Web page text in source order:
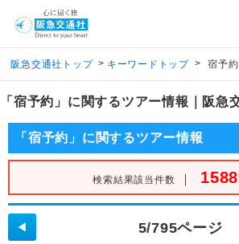
阪急交通社トップ > キーワードトップ > 宿予約
「宿予約」に関するツアー情報｜阪急
「宿予約」に関するツアー情報
検索結果該当件数 ｜
5/795ページ
◀